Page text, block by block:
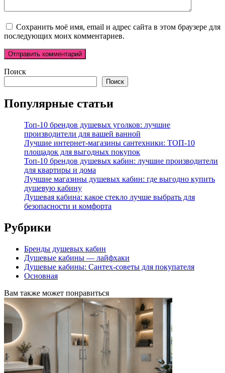
Сохранить моё имя, email и адрес сайта в этом браузере для
последующих моих комментариев.
Поиск
Поиск
Популярные статьи
Топ-10 брендов душевых уголков: лучшие
производители для вашей ванной
Лучшие интернет-магазины сантехники: ТОП-10
площадок для выгодных покупок
Топ-10 брендов душевых кабин: лучшие производители
для квартиры и дома
Лучшие магазины душевых кабин: где выгодно купить
душевую кабину
Душевая кабина: какое стекло лучше выбрать для
безопасности и комфорта
Рубрики
Бренды душевых кабин
Душевые кабины — лайфхаки
Душевые кабины: Сантех-советы для покупателя
Основная
Вам также может понравиться